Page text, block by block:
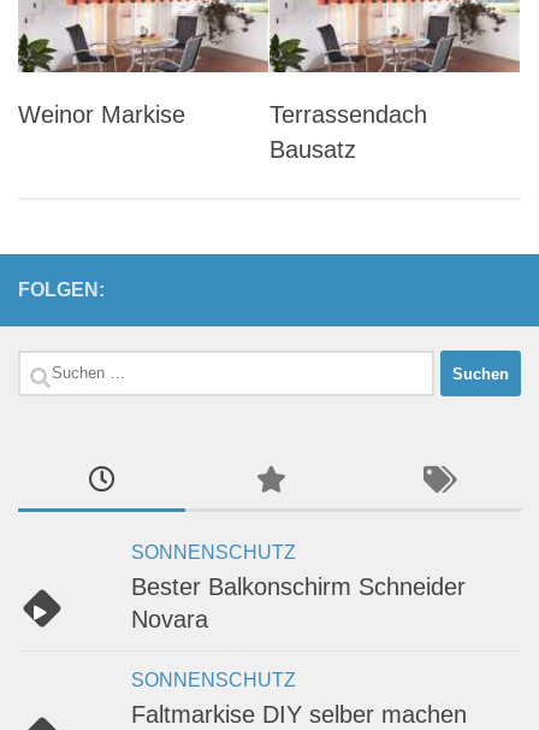
Weinor Markise
Terrassendach
Bausatz
FOLGEN:
Suchen
SONNENSCHUTZ
Bester Balkonschirm Schneider
Novara
SONNENSCHUTZ
Faltmarkise DIY selber machen